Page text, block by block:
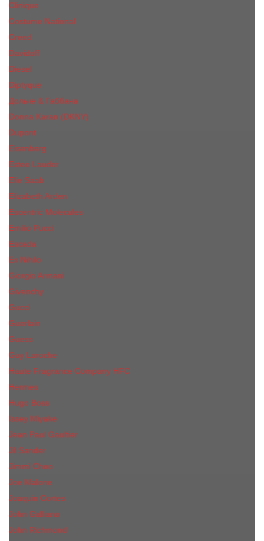
Сliniquе
Costume National
Creed
Davidoff
Diesel
Diptyque
Дольче & Габбана
Donna Karan (DKNY)
Dupont
Eisenberg
Еsteе Lаudеr
Elie Saab
Elizabeth Arden
Escentric Molecules
Emilio Pucci
Escada
Ex Nihilo
Giorgio Armani
Givenchy
Gucci
Guerlain
Guess
Guy Laroche
Haute Fragrance Company HFC
Hermes
Hugo Boss
Issey Miyake
Jean Paul Gaultier
Jil Sander
Jimmi Choo
Jое Malоnе
Joaquin Cortes
John Galliano
John Richmond